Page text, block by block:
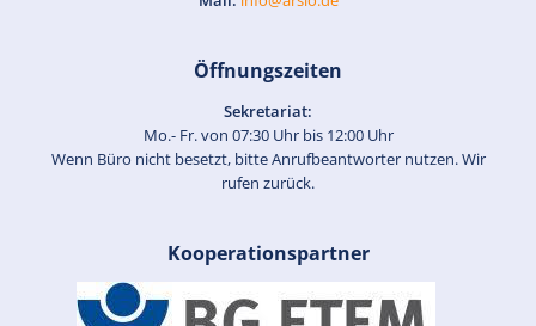
Öffnungszeiten
Sekretariat:
Mo.- Fr. von 07:30 Uhr bis 12:00 Uhr
Wenn Büro nicht besetzt, bitte Anrufbeantworter nutzen. Wir
rufen zurück.
Kooperationspartner